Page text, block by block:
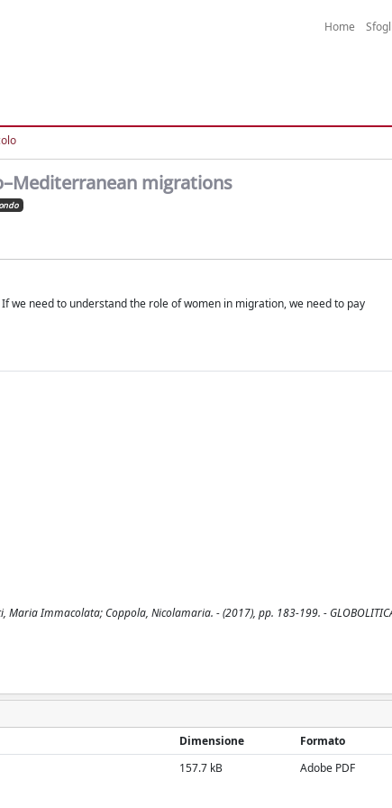
Home
migrations
need to understand the role of women in migration, we need to pay
Immacolata; Coppola, Nicolamaria. - (2017), pp. 183-199. -
Dimensione
Formato
157.7 kB Adobe PDF